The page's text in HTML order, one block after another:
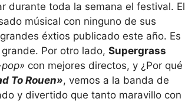
durante toda la semana el festival. El
músical con ninguno de sus
éxtios publicado este año. Es
Por otro lado, Supergrass
con mejores directos, y ¿Por qué
To Rouen», vemos a la banda de
y divertido que tanto maravillo con